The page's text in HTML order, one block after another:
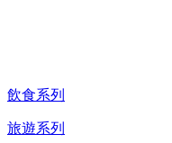
飲食系列
旅遊系列